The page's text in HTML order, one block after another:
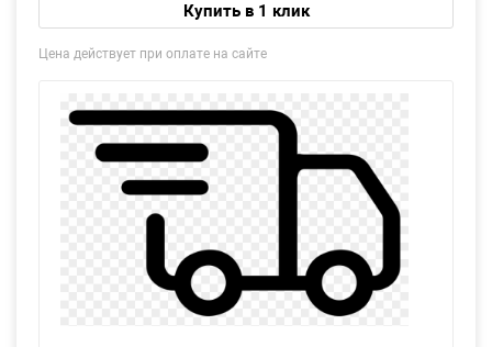
Купить в 1 клик
Цена действует при оплате на сайте